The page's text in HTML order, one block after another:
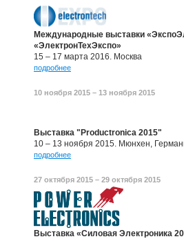
Международные выставки
«ЭлектронТехЭкспо»
15 – 17 марта 2016. Москва
подробнее
10 ноября 2015 – 13 ноября 2015
Выставка "Productronica 2015"
10 – 13 ноября 2015. Мюнхен,
подробнее
27 октября 2015 – 29 октября 2015
Выставка «Силовая Электроника